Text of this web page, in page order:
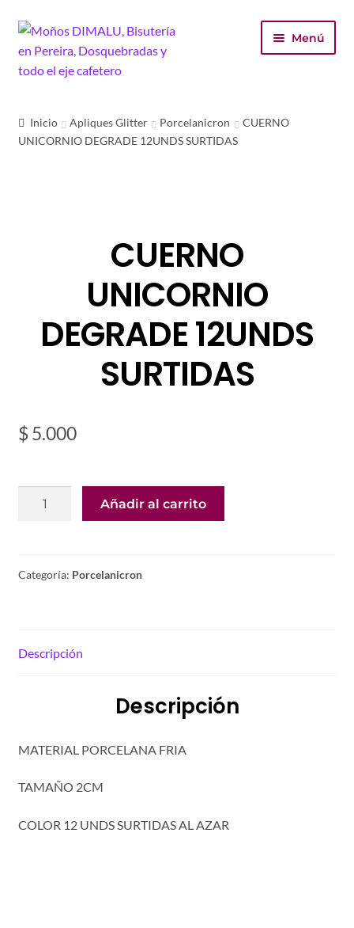
Ir
a
la
Ir
al
contenido
Menú
Tienda
Inicio Apliques Glitter Porcelanicron
CUERNO
UNICORNIO DEGRADE 12UNDS SURTIDAS
CUERNO
UNICORNIO
DEGRADE 12UNDS
SURTIDAS
$5.000
SURTIDAS
Añadir al carrito
Categoría: Porcelanicron
Descripción
Descripción
MATERIAL PORCELANA FRIA
TAMAÑO 2CM
COLOR 12 UNDS SURTIDAS AL AZAR